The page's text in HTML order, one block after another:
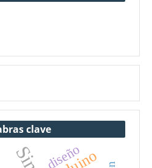
clave
diseño